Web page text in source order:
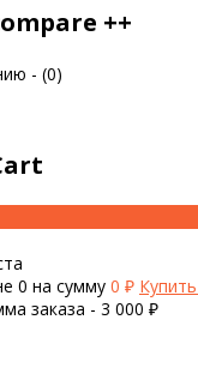
++
- (0)
0 на сумму 0 ₽ Купить
заказа - 3 000 ₽